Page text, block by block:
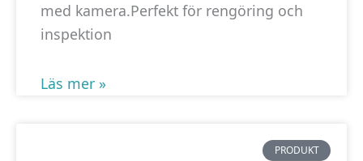
med kamera.Perfekt för rengöring och
inspektion
Läs mer »
PRODUKT